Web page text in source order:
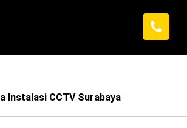
Instalasi CCTV Surabaya